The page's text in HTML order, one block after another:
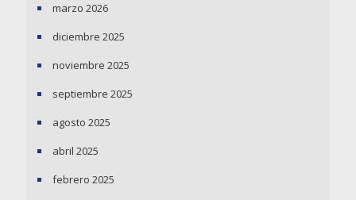
marzo 2026
diciembre 2025
noviembre 2025
septiembre 2025
agosto 2025
abril 2025
febrero 2025